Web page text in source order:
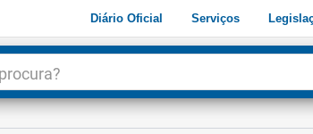
Diário Oficial Serviços